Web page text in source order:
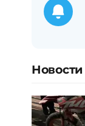
Новости